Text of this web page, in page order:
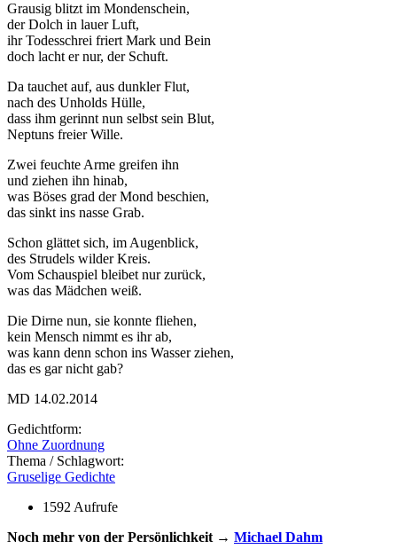
Grausig blitzt im Mondenschein,
der Dolch in lauer Luft,
ihr Todesschrei friert Mark und Bein
doch lacht er nur, der Schuft.
Da tauchet auf, aus dunkler Flut,
nach des Unholds Hülle,
dass ihm gerinnt nun selbst sein Blut,
Neptuns freier Wille.
Zwei feuchte Arme greifen ihn
und ziehen ihn hinab,
was Böses grad der Mond beschien,
das sinkt ins nasse Grab.
Schon glättet sich, im Augenblick,
des Strudels wilder Kreis.
Vom Schauspiel bleibet nur zurück,
was das Mädchen weiß.
Die Dirne nun, sie konnte fliehen,
kein Mensch nimmt es ihr ab,
was kann denn schon ins Wasser ziehen,
das es gar nicht gab?
MD 14.02.2014
Gedichtform:
Ohne Zuordnung
Thema / Schlagwort:
Gruselige Gedichte
1592 Aufrufe
Noch mehr von der Persönlichkeit → Michael Dahm